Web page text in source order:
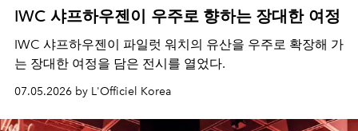
IWC 샤프하우젠이 우주로 향하는 장대한 여정
IWC 샤프하우젠이 파일럿 워치의 유산을 우주로 확장해 가
는 장대한 여정을 담은 전시를 열었다.
07.05.2026 by L'Officiel Korea